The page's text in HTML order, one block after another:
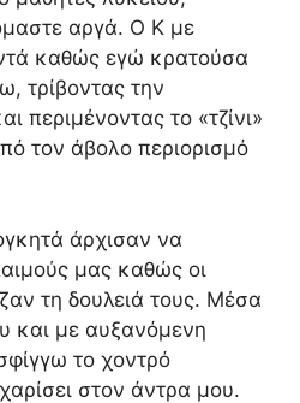
αργά. Ο Κ με
καθώς εγώ κρατούσα
τρίβοντας την
περιμένοντας το «τζίνι»
τον άβολο περιορισμό
άρχισαν να
μας καθώς οι
τη δουλειά τους. Μέσα
και με αυξανόμενη
το χοντρό
στον άντρα μου.